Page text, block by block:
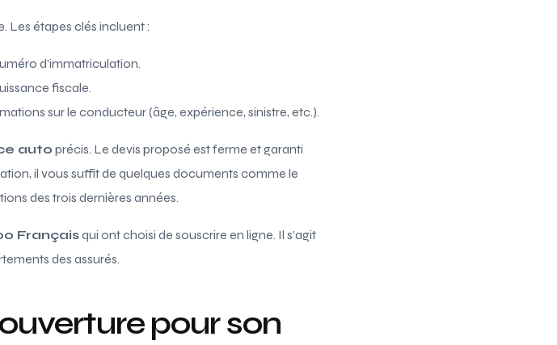
Les étapes clés incluent :
d’immatriculation.
fiscale.
sur le conducteur (âge, expérience, sinistre, etc.).
auto précis. Le devis proposé est ferme et garanti
il vous suffit de quelques documents comme le
des trois dernières années.
Françaisqui ont choisi de souscrire en ligne. Il s’agit
des assurés.
pour son